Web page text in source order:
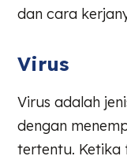
dan cara
Virus
Virus adalah
dengan
tertentu. Ketika